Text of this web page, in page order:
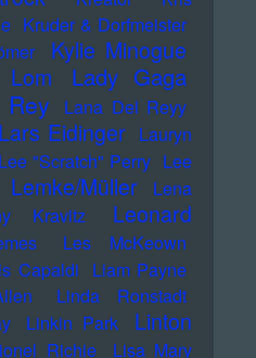
Kruder & Dorfmeister
Kylie Minogue
Lom Lady Gaga
Lana Del Reyy
Lars Eidinger Lauryn
Lee "Scratch" Perry Lee
Lemke/Müller
Lena
Kravitz
Leonard
Les McKeown
Capaldi Liam Payne
Linda Ronstadt
Linkin Park
Linton
Richie
Lisa Mary